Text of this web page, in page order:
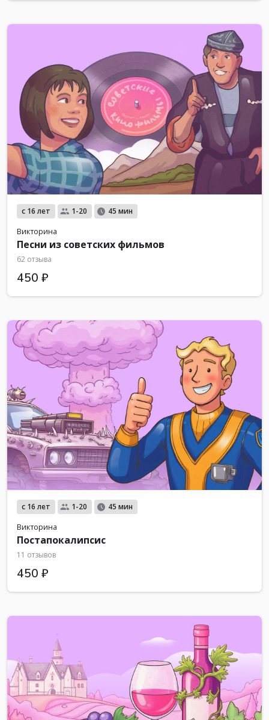
с 16 лет 1-20 45 мин
Викторина
Песни из советских фильмов
62 отзыва
450 ₽
с 16 лет 1-20 45 мин
Викторина
Постапокалипсис
11 отзывов
450 ₽